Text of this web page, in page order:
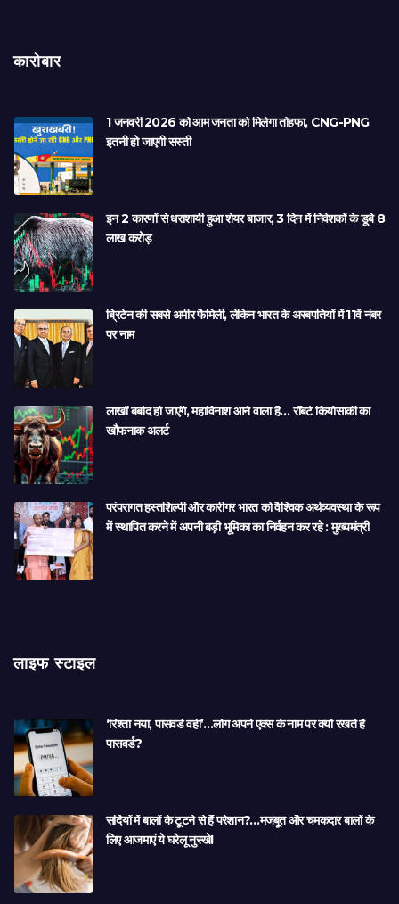
कारोबार
1 जनवरी 2026 को आम जनता को मिलेगा तोहफा, CNG-PNG
इतनी हो जाएगी सस्ती
इन 2 कारणों से धराशायी हुआ शेयर बाजार, 3 दिन में निवेशकों के डूबे 8
लाख करोड़
ब्रिटेन की सबसे अमीर फैमिली, लेकिन भारत के अरबपतियों में 11वें नंबर
पर नाम
लाखों बर्बाद हो जाएंगे, महाविनाश आने वाला है… रॉबर्ट कियोसाकी का
खौफनाक अलर्ट
परंपरागत हस्तशिल्पी और कारीगर भारत को वैश्विक अर्थव्यवस्था के रूप
में स्थापित करने में अपनी बड़ी भूमिका का निर्वहन कर रहे : मुख्यमंत्री
लाइफ स्टाइल
‘रिश्ता नया, पासवर्ड वही’…लोग अपने एक्स के नाम पर क्यों रखते हैं
पासवर्ड?
सर्दियों में बालों के टूटने से हैं परेशान?…मजबूत और चमकदार बालों के
लिए आजमाएं ये घरेलू नुस्खे!